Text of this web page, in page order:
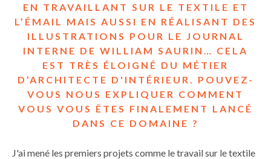
EN TRAVAILLANT SUR LE TEXTILE ET
L’ÉMAIL MAIS AUSSI EN RÉALISANT DES
ILLUSTRATIONS POUR LE JOURNAL
INTERNE DE WILLIAM SAURIN… CELA
EST TRÈS ÉLOIGNÉ DU MÉTIER
D’ARCHITECTE D'INTÉRIEUR. POUVEZ-
VOUS NOUS EXPLIQUER COMMENT
VOUS VOUS ÊTES FINALEMENT LANCÉ
DANS CE DOMAINE ?
J'ai mené les premiers projets comme le travail sur le textile